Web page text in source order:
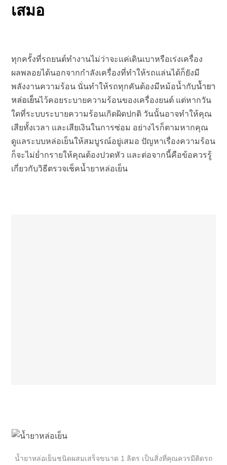
เสมอ
ทุกครั้งที่รถยนต์ทำงานไม่ว่าจะแค่เดินเบาหรือเร่งเครื่อง
ผลพลอยได้นอกจากกำลังเครื่องที่ทำให้รถแล่นได้ก็ยังมี
พลังงานความร้อน นั่นทำให้รถทุกคันต้องมีหม้อน้ำกับน้ำยา
หล่อเย็นไว้คอยระบายความร้อนของเครื่องยนต์ แต่หากวัน
ใดที่ระบบระบายความร้อนเกิดผิดปกติ วันนั้นอาจทำให้คุณ
เสียทั้งเวลา และเสียเงินในการซ่อม อย่างไรก็ตามหากคุณ
ดูแลระบบหล่อเย็นให้สมบูรณ์อยู่เสมอ ปัญหาเรื่องความร้อน
ก็จะไม่ย่ำกรายให้คุณต้องปวดหัว และต่อจากนี้คือข้อควรรู้
เกี่ยวกับวิธีตรวจเช็คน้ำยาหล่อเย็น
น้ำยาหล่อเย็นชนิดผสมเสร็จขนาด 1 ลิตร เป็นสิ่งที่คุณควรมีติดรถ